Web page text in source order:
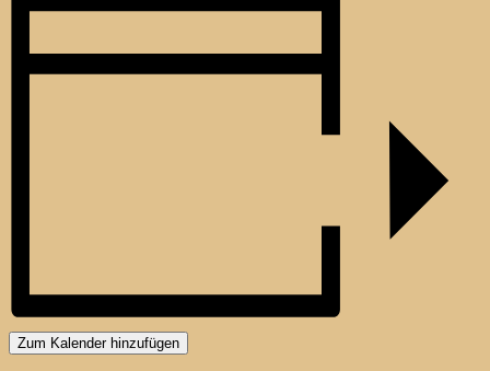
Zum Kalender hinzufügen